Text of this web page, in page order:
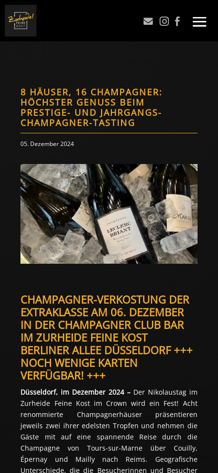
  
8 HÄUSER, 16 CHAMPAGNER:
HÖCHSTER GENUSS BEIM
PRESTIGE- UND JAHRGANGS-
CHAMPAGNER-TASTING
05. Dezember 2024
CHAMPAGNER-VERKOSTUNG DER
EXTRAKLASSE AM 06. DEZEMBER
IN DER CHAMPAGNER CLUB BAR
IM ZURHEIDE FEINE KOST
BERLINER ALLEE DÜSSELDORF +++
NOCH WENIGE KARTEN
VERFÜGBAR! +++
Düsseldorf, im Dezember 2024 – Der Nikolaustag im
Zurheide Feine Kost im Crown wird ein Fest! Acht
renommierte Champagnerhäuser präsentieren
jeweils zwei ihrer edelsten Tropfen und nehmen die
Gäste mit auf eine spannende Reise durch die
Champagne von Tours-sur-Marne über Couilly,
Épernay und Mailly nach Reims. Geografische
Unterschiede, die die Besucherinnen und Besucher